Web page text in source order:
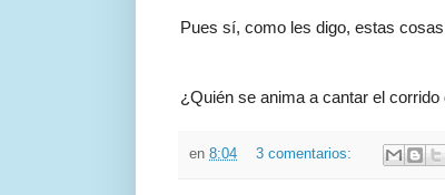
Pues sí, como les digo, estas
¿Quién se anima a cantar el
en 8:04 3 comentarios: